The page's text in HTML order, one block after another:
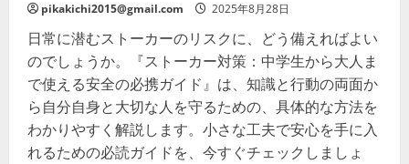
pikakichi2015@gmail.com 2025年8月28日
日常に潜むストーカーのリスクに、どう備えればよい
のでしょうか。『ストーカー対策：中学生から大人ま
で使える安全の必携ガイド』は、知識と行動の両面か
ら自分自身と大切な人を守るための、具体的な方法を
わかりやすく解説します。小さな工夫で安心を手に入
れるための必読ガイドを、今すぐチェックしましょ